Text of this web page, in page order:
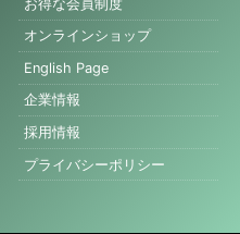
お得な会員制度
オンラインショップ
English Page
企業情報
採用情報
プライバシーポリシー